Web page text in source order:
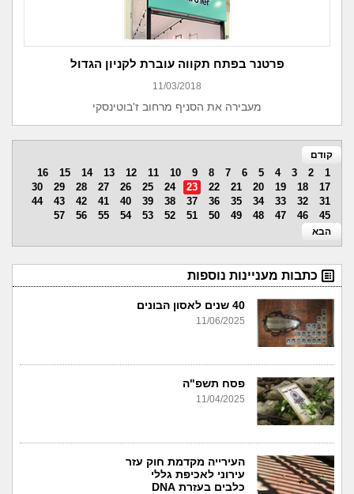
פרטנר בפתח תקווה עוברת לקניון הגדול
11/03/2018
מעבירה את הסניף מרחוב ז'בוטינסקי
קודם
1
2
3
4
5
6
7
8
9
10
11
12
13
14
15
16
17
18
19
20
21
22
23
24
25
26
27
28
29
30
31
32
33
34
35
36
37
38
39
40
41
42
43
44
45
46
47
48
49
50
51
52
53
54
55
56
57
הבא
כתבות מעניינות נוספות
40 שנים לאסון הבונים
11/06/2025
פסח תשפ"ה
11/04/2025
העירייה מקדמת חוק עזר
עירוני לאכיפת גללי
כלבים בעזרת DNA